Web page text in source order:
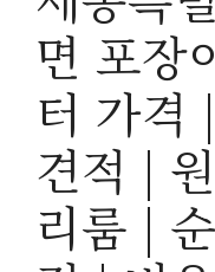
면 포장
터 가격
견적 |
리룸 |